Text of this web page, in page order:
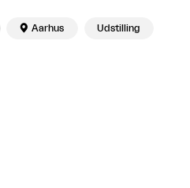
 Aarhus Udstilling